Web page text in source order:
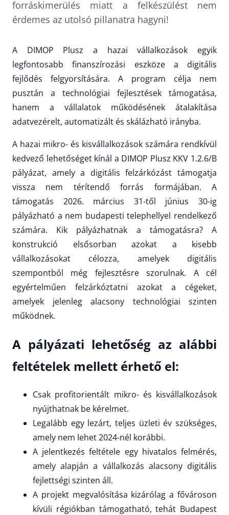
forráskimerülés miatt a felkészülést nem
érdemes az utolsó pillanatra hagyni!
A DIMOP Plusz a hazai vállalkozások egyik
legfontosabb finanszírozási eszköze a digitális
fejlődés felgyorsítására. A program célja nem
pusztán a technológiai fejlesztések támogatása,
hanem a vállalatok működésének átalakítása
adatvezérelt, automatizált és skálázható irányba.
A hazai mikro- és kisvállalkozások számára rendkívül
kedvező lehetőséget kínál a DIMOP Plusz KKV 1.2.6/B
pályázat, amely a digitális felzárkózást támogatja
vissza nem térítendő forrás formájában. A
támogatás 2026. március 31-től június 30-ig
pályázható a nem budapesti telephellyel rendelkező
számára. Kik pályázhatnak a támogatásra? A
konstrukció elsősorban azokat a kisebb
vállalkozásokat célozza, amelyek digitális
szempontból még fejlesztésre szorulnak. A cél
egyértelműen felzárkóztatni azokat a cégeket,
amelyek jelenleg alacsony technológiai szinten
működnek.
A pályázati lehetőség az alábbi
feltételek mellett érhető el:
Csak profitorientált mikro- és kisvállalkozások
nyújthatnak be kérelmet.
Legalább egy lezárt, teljes üzleti év szükséges,
amely nem lehet 2024-nél korábbi.
A jelentkezés feltétele egy hivatalos felmérés,
amely alapján a vállalkozás alacsony digitális
fejlettségi szinten áll.
A projekt megvalósítása kizárólag a fővároson
kívüli régiókban támogatható, tehát Budapest